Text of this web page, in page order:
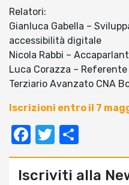
Relatori:
Gianluca Gabella –
accessibilità digitale
Nicola Rabbi –
Luca Corazza –
Terziario Avanzato CNA
Iscrizioni entro il 7
Facebook
Twitter
Iscriviti alla